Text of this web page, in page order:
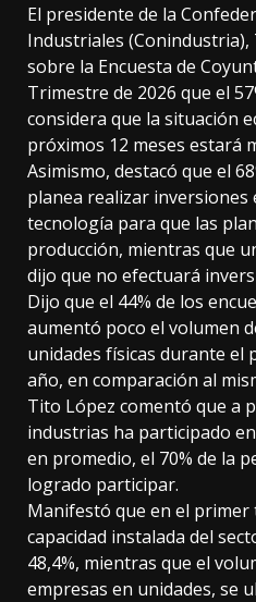
El presidente de la
Industriales
sobre la Encuesta de
Trimestre de 2026 que el
considera que la situación
próximos 12 meses estará
Asimismo, destacó que el
planea realizar inversiones
tecnología para que las
producción, mientras que
dijo que no efectuará
Dijo que el 44% de los
aumentó poco el volumen
unidades físicas durante el
año, en comparación al
Tito López comentó que a
industrias ha participado
en promedio, el 70% de la
logrado participar.
Manifestó que en el primer
capacidad instalada del
48,4%, mientras que el
empresas en unidades, se